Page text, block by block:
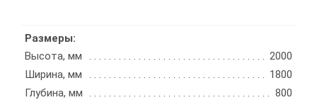
Размеры:
Высота, мм
2000
Ширина, мм
1800
Глубина, мм
800